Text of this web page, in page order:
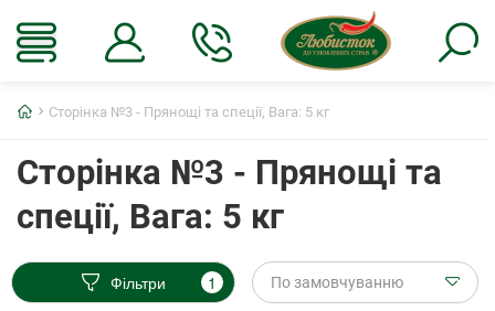
Головна
Сторінка №3 - Прянощі та спеції, Вага: 5 кг
Сторінка №3 - Прянощі та
спеції, Вага: 5 кг
Фільтри 1 По замовчуванню